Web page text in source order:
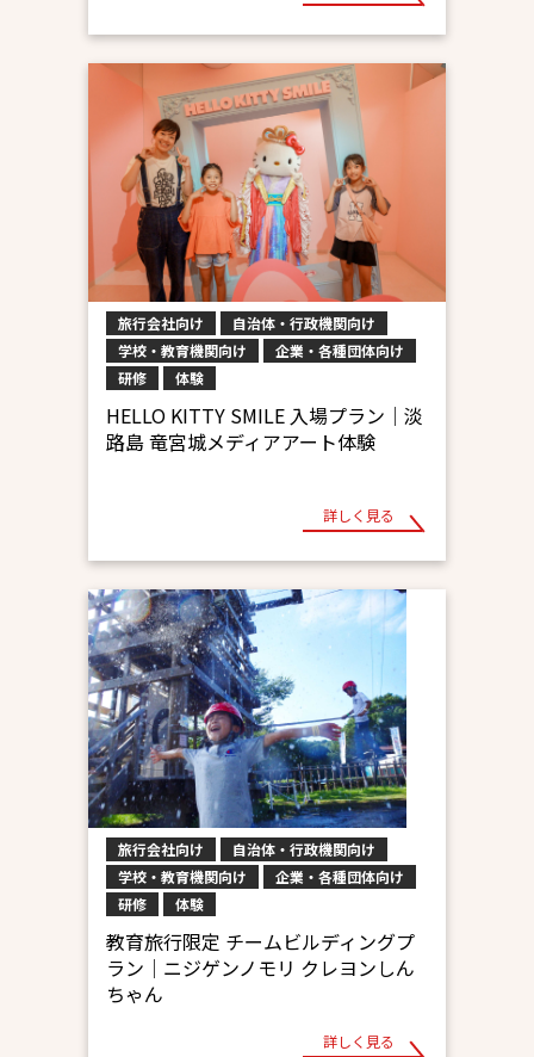
旅行会社向け
自治体・行政機関向け
学校・教育機関向け
企業・各種団体向け
研修
体験
HELLO KITTY SMILE 入場プラン│淡
路島 竜宮城メディアアート体験
詳しく見る
旅行会社向け
自治体・行政機関向け
学校・教育機関向け
企業・各種団体向け
研修
体験
教育旅行限定 チームビルディングプ
ラン│ニジゲンノモリ クレヨンしん
ちゃん
詳しく見る